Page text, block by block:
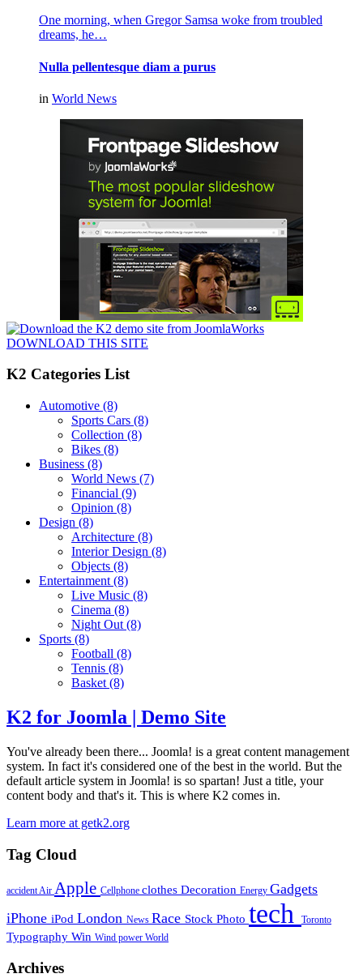
One morning, when Gregor Samsa woke from troubled
dreams, he…
Nulla pellentesque diam a purus
in World News
DOWNLOAD THIS SITE
K2 Categories List
Automotive (8)
Sports Cars (8)
Collection (8)
Bikes (8)
Business (8)
World News (7)
Financial (9)
Opinion (8)
Design (8)
Architecture (8)
Interior Design (8)
Objects (8)
Entertainment (8)
Live Music (8)
Cinema (8)
Night Out (8)
Sports (8)
Football (8)
Tennis (8)
Basket (8)
K2 for Joomla | Demo Site
You've already been there... Joomla! is a great content management
system. In fact it's considered one of the best in the world. But the
default article system in Joomla! is so spartan! Just a title, your
content body and that's it. This is where K2 comes in.
Learn more at getk2.org
Tag Cloud
accidentAir Apple Cellphone clothes Decoration Energy Gadgets
iPhone iPod London News Race Stock Photo tech Toronto
Typography Win Wind power World
Archives